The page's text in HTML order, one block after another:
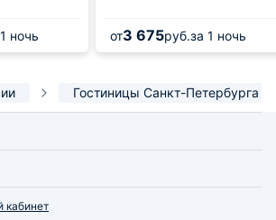
ночь от3 675руб.за 1 ночь
Гостиницы Санкт-Петербурга
кабинет